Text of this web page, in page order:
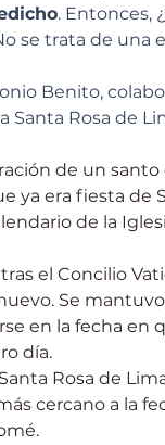
. Entonces,
se trata de una
Benito,
Rosa de
de un santo
ya era fiesta de
de la
el Concilio
Se
en la fecha en
día.
Rosa de
cercano a la